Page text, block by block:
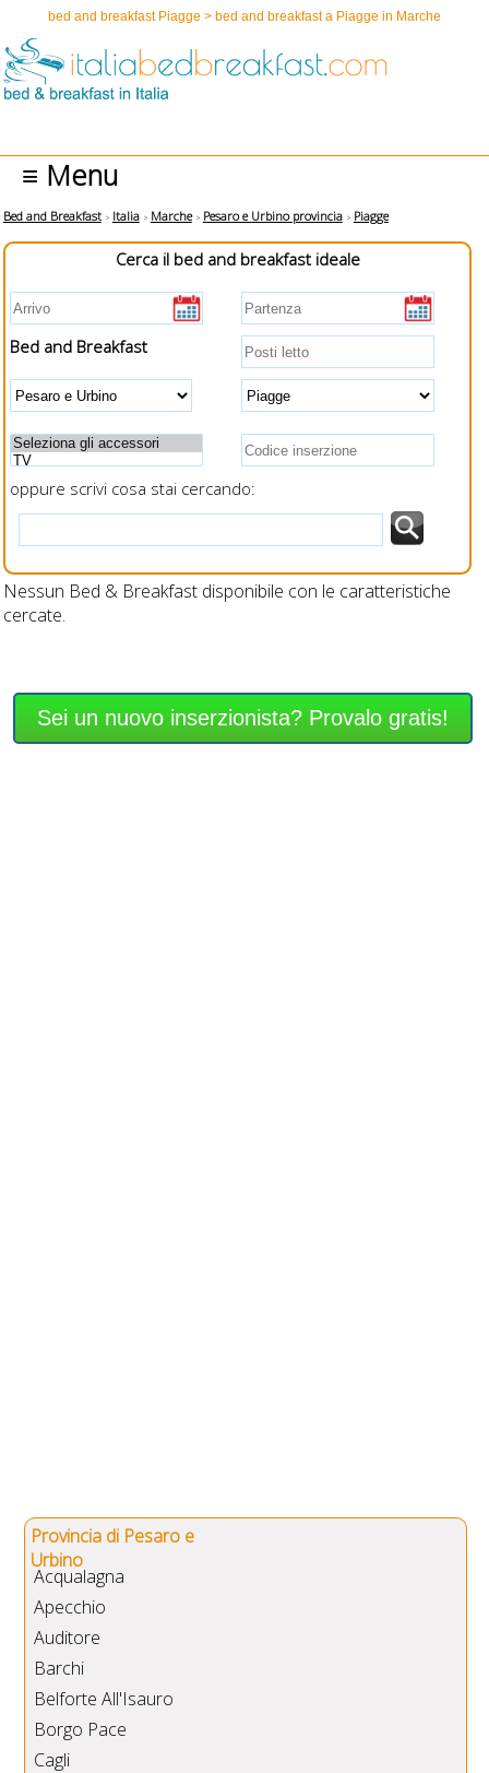
bed and breakfast Piagge > bed and breakfast a Piagge in Marche
≡ Menu
Bed and Breakfast Italia Marche Pesaro e Urbino provincia Piagge
Cerca il bed and breakfast ideale
Bed and Breakfast
oppure scrivi cosa stai cercando:
Nessun Bed & Breakfast disponibile con le caratteristiche
cercate.
Sei un nuovo inserzionista? Provalo gratis!
Provincia di Pesaro e
Urbino
Acqualagna
Apecchio
Auditore
Barchi
Belforte All'Isauro
Borgo Pace
Cagli